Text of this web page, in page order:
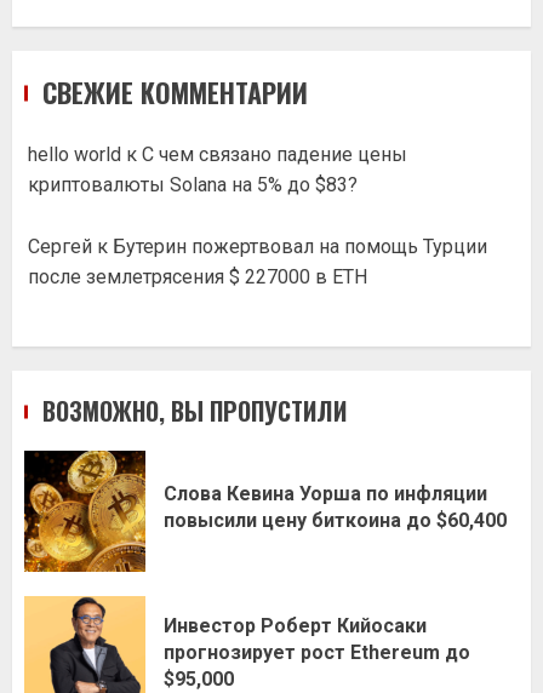
СВЕЖИЕ КОММЕНТАРИИ
hello world к С чем связано падение цены
криптовалюты Solana на 5% до $83?
Сергей к Бутерин пожертвовал на помощь Турции
после землетрясения $ 227000 в ETH
ВОЗМОЖНО, ВЫ ПРОПУСТИЛИ
Слова Кевина Уорша по инфляции
повысили цену биткоина до $60,400
Инвестор Роберт Кийосаки
прогнозирует рост Ethereum до
$95,000